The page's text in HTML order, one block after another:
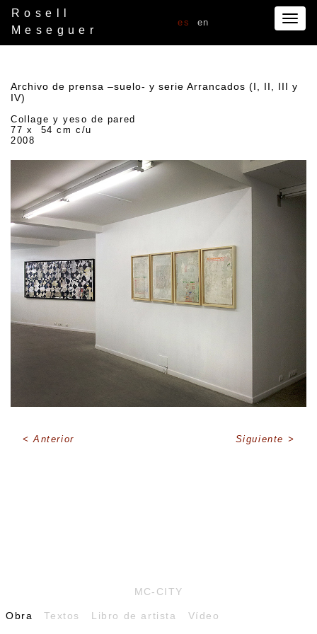
Rosell
Meseguer
es en
MC-CITY
Obra Textos Libro de artista Vídeo
Archivo de prensa –suelo- y serie Arrancados (I, II, III y
IV)
Collage y yeso de pared
77 x 54 cm c/u
2008
Anterior Siguiente